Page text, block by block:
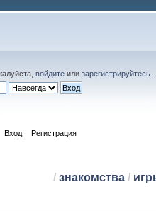
войдите или зарегистрируйтесь
Вход Регистрация
/ знакомства/